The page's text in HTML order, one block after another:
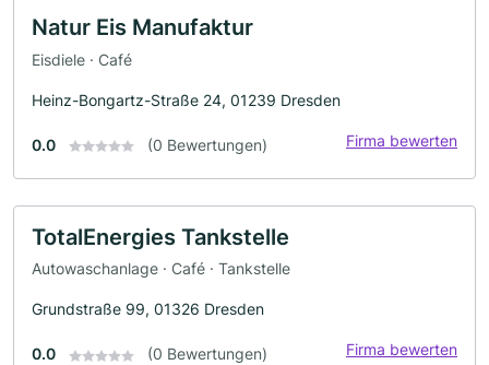
Natur Eis Manufaktur
Eisdiele · Café
Heinz-Bongartz-Straße 24, 01239 Dresden
0.0 (0 Bewertungen) Firma bewerten
TotalEnergies Tankstelle
Autowaschanlage · Café · Tankstelle
Grundstraße 99, 01326 Dresden
0.0 (0 Bewertungen) Firma bewerten